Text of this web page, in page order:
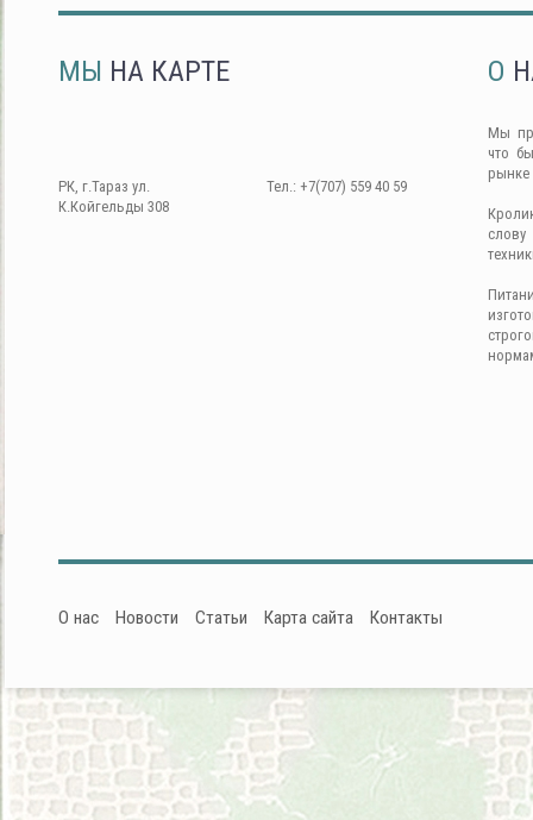
МЫ НА КАРТЕ
РК, г.Тараз ул.
К.Койгельды 308
Тел.: +7(707) 559 40 59
О
Мы
что
рынке
О нас Новости Статьи Карта сайта Контакты